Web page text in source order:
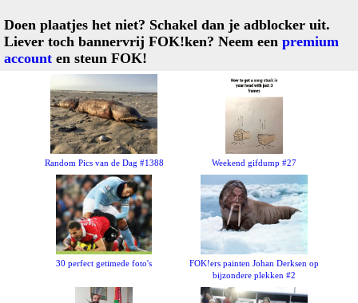
Doen plaatjes het niet? Schakel dan je adblocker uit.
Liever toch bannervrij FOK!ken? Neem een premium
account en steun FOK!
Random Pics van de Dag #1388 Weekend gifdump #27
30 perfect getimede foto's
FOK!ers painten Johan Derksen op
bijzondere plekken #2